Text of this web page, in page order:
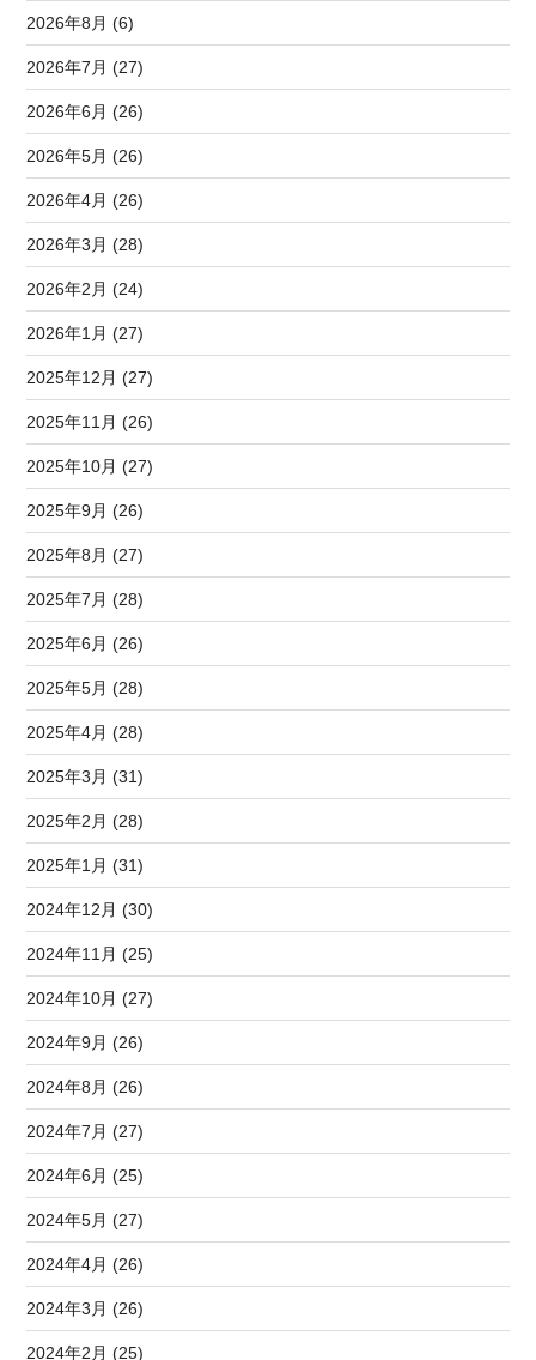
2026年8月 (6)
2026年7月 (27)
2026年6月 (26)
2026年5月 (26)
2026年4月 (26)
2026年3月 (28)
2026年2月 (24)
2026年1月 (27)
2025年12月 (27)
2025年11月 (26)
2025年10月 (27)
2025年9月 (26)
2025年8月 (27)
2025年7月 (28)
2025年6月 (26)
2025年5月 (28)
2025年4月 (28)
2025年3月 (31)
2025年2月 (28)
2025年1月 (31)
2024年12月 (30)
2024年11月 (25)
2024年10月 (27)
2024年9月 (26)
2024年8月 (26)
2024年7月 (27)
2024年6月 (25)
2024年5月 (27)
2024年4月 (26)
2024年3月 (26)
2024年2月 (25)